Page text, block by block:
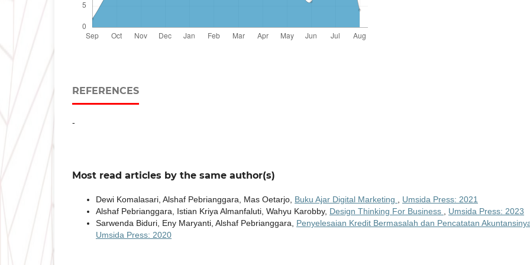
REFERENCES
-
Most read articles by the same author(s)
Dewi Komalasari, Alshaf Pebrianggara, Mas Oetarjo, Buku Ajar Digital Marketing
Umsida Press: 2021
Alshaf Pebrianggara, Istian Kriya Almanfaluti, Wahyu Karobby, Design Thinking For Business
Umsida Press: 2023
Sarwenda Biduri, Eny Maryanti, Alshaf Pebrianggara, Penyelesaian Kredit Bermasalah dan Pencatatan
Umsida Press: 2020